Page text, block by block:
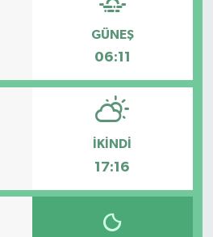
GÜNEŞ
06:11
İKINDI
17:16